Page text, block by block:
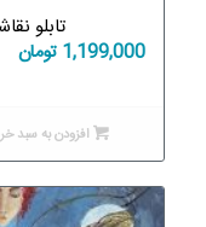
تابلو
1,199,000 تومان
افزودن به سبد